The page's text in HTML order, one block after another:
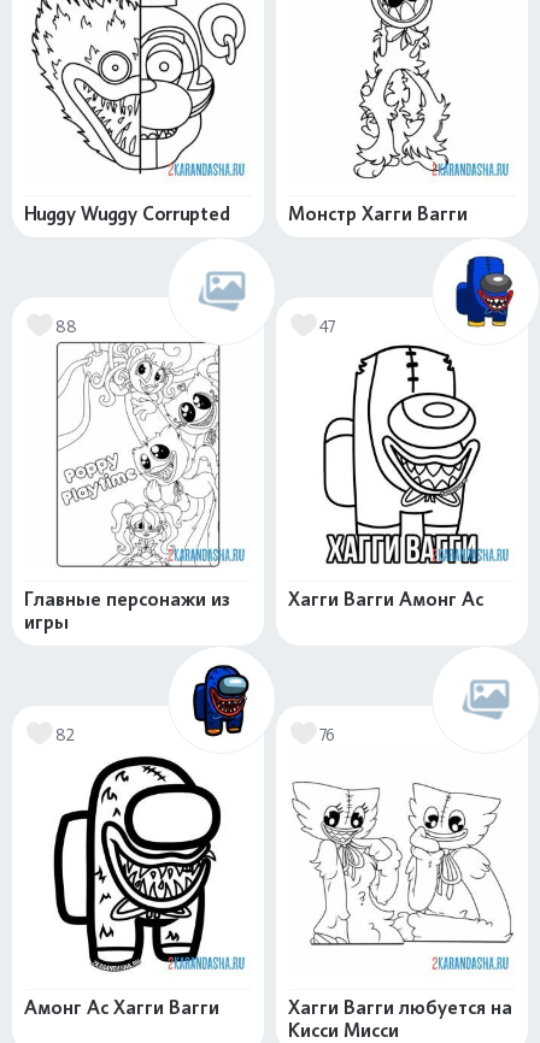
Huggy Wuggy Corrupted Монстр Хагги Вагги
88
Главные персонажи из
игры
47
Хагги Вагги Амонг Ас
82
Амонг Ас Хагги Вагги
76
Хагги Вагги любуется на
Кисси Мисси